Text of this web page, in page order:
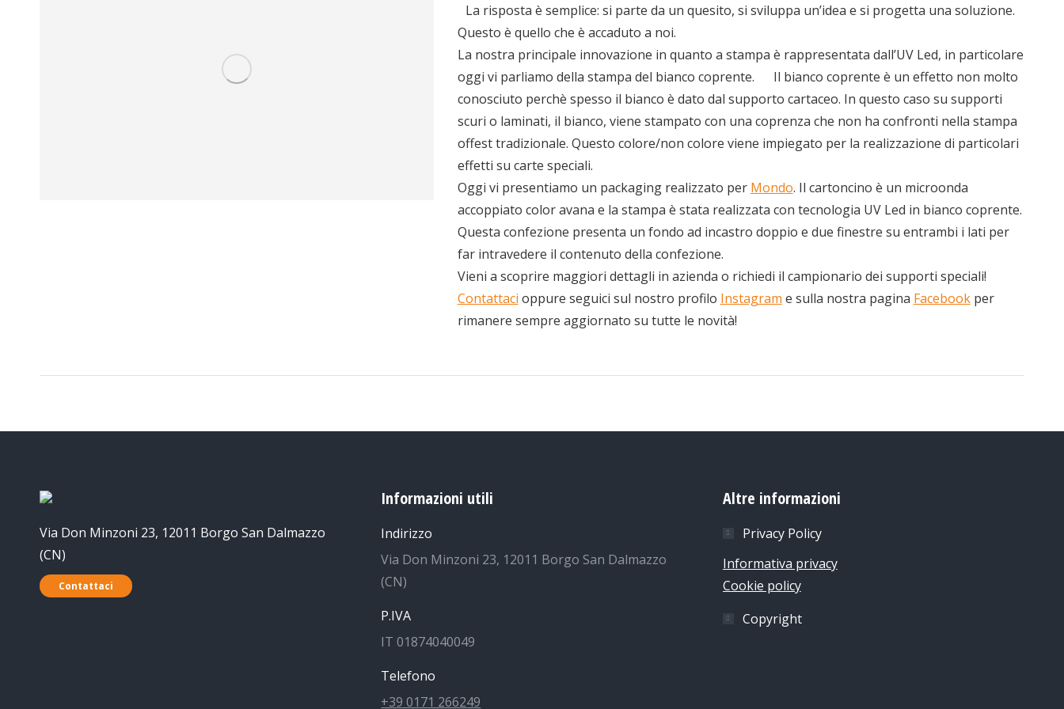
La risposta è semplice: si parte da un quesito, si sviluppa un’idea e si progetta una soluzione.
Questo è quello che è accaduto a noi.
La nostra principale innovazione in quanto a stampa è rappresentata dall’UV Led, in particolare
oggi vi parliamo della stampa del bianco coprente. Il bianco coprente è un effetto non molto
conosciuto perchè spesso il bianco è dato dal supporto cartaceo. In questo caso su supporti
scuri o laminati, il bianco, viene stampato con una coprenza che non ha confronti nella stampa
offest tradizionale. Questo colore/non colore viene impiegato per la realizzazione di particolari
effetti su carte speciali.
Oggi vi presentiamo un packaging realizzato per Mondo. Il cartoncino è un microonda
accoppiato color avana e la stampa è stata realizzata con tecnologia UV Led in bianco coprente.
Questa confezione presenta un fondo ad incastro doppio e due finestre su entrambi i lati per
far intravedere il contenuto della confezione.
Vieni a scoprire maggiori dettagli in azienda o richiedi il campionario dei supporti speciali!
Contattaci oppure seguici sul nostro profilo Instagram e sulla nostra pagina Facebookper
rimanere sempre aggiornato su tutte le novità!
Via Don Minzoni 23, 12011 Borgo San Dalmazzo
(CN)
Contattaci
Informazioni utili
Indirizzo
Via Don Minzoni 23, 12011 Borgo San Dalmazzo
(CN)
P.IVA
IT 01874040049
Telefono
+39 0171 266249
Altre informazioni
Privacy Policy
Informativa privacy
Cookie policy
Copyright